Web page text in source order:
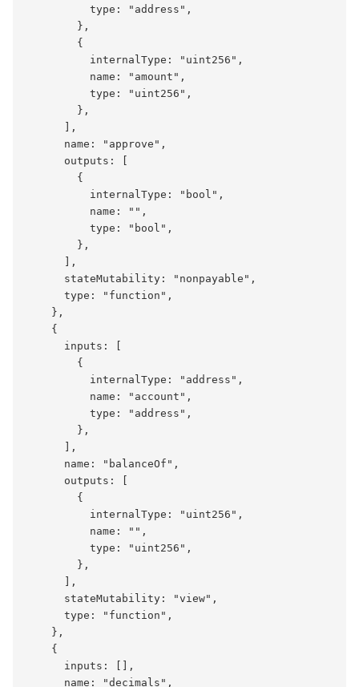
          type: "address",
        },
        {
          internalType: "uint256",
          name: "amount",
          type: "uint256",
        },
      ],
      name: "approve",
      outputs: [
        {
          internalType: "bool",
          name: "",
          type: "bool",
        },
      ],
      stateMutability: "nonpayable",
      type: "function",
    },
    {
      inputs: [
        {
          internalType: "address",
          name: "account",
          type: "address",
        },
      ],
      name: "balanceOf",
      outputs: [
        {
          internalType: "uint256",
          name: "",
          type: "uint256",
        },
      ],
      stateMutability: "view",
      type: "function",
    },
    {
      inputs: [],
      name: "decimals",